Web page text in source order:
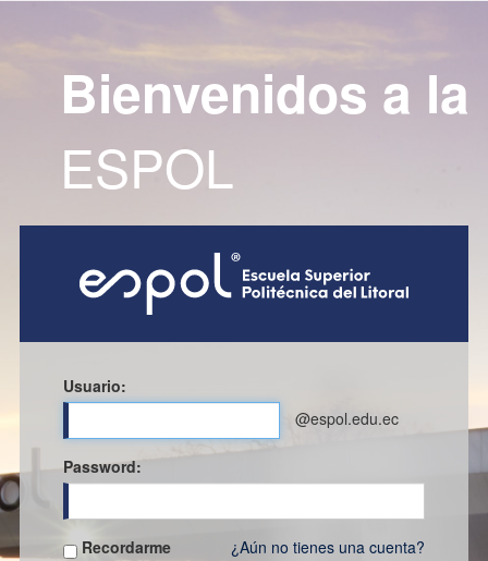
Bienvenidos a la
ESPOL
Usuario:
@espol.edu.ec
Password:
Recordarme ¿Aún no tienes una cuenta?